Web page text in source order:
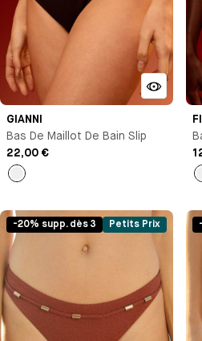
GIANNI
Bas De Maillot De Bain Slip
22,00 €
-20% supp. dès 3 Petits Prix